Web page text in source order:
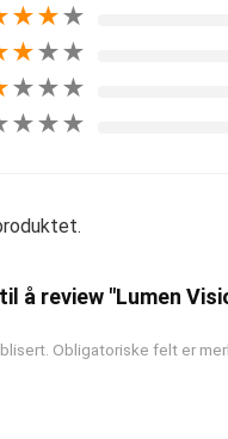
★★★
★★★
★★★
★★★
å review "Lumen
Obligatoriske felt er